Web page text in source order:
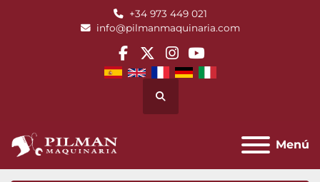
+34 973 449 021
info@pilmanmaquinaria.com
facebook
twitterinstagram
youtube
Buscar
Menú